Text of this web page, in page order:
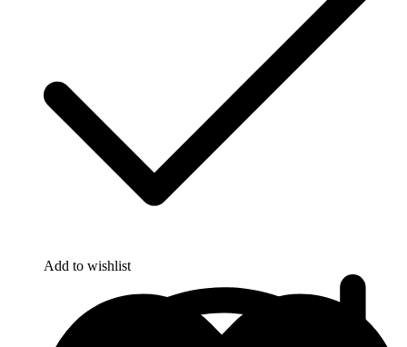
Add to wishlist